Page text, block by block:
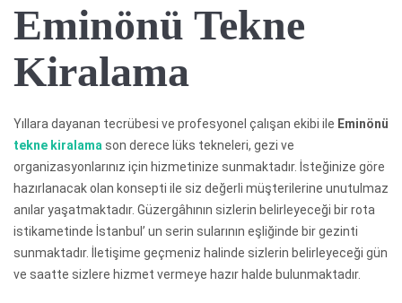
Eminönü Tekne
Kiralama
Yıllara dayanan tecrübesi ve profesyonel çalışan ekibi ile Eminönü
tekne kiralamason derece lüks tekneleri, gezi ve
organizasyonlarınız için hizmetinize sunmaktadır. İsteğinize göre
hazırlanacak olan konsepti ile siz değerli müşterilerine unutulmaz
anılar yaşatmaktadır. Güzergâhının sizlerin belirleyeceği bir rota
istikametinde İstanbul’ un serin sularının eşliğinde bir gezinti
sunmaktadır. İletişime geçmeniz halinde sizlerin belirleyeceği gün
ve saatte sizlere hizmet vermeye hazır halde bulunmaktadır.